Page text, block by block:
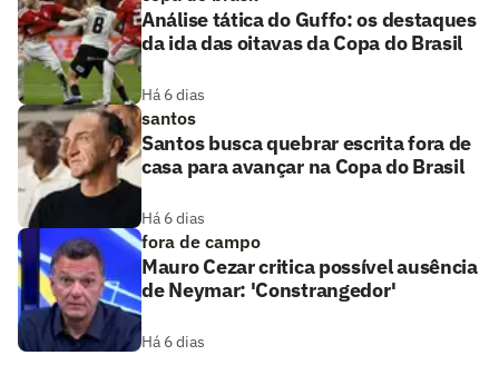
Análise tática do Guffo: os destaques
da ida das oitavas da Copa do Brasil
Há 6 dias
santos
Santos busca quebrar escrita fora de
casa para avançar na Copa do Brasil
Há 6 dias
fora de campo
Mauro Cezar critica possível ausência
de Neymar: 'Constrangedor'
Há 6 dias